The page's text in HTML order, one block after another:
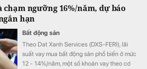
ngưỡng 16%/năm, dự báo
hạn
Bất động sản
Theo Dat Xanh Services (DXS-FERI), lãi
suất vay mua bất động sản phổ biến ở mức
12 - 14%/năm, một số khoản vay theo cơ